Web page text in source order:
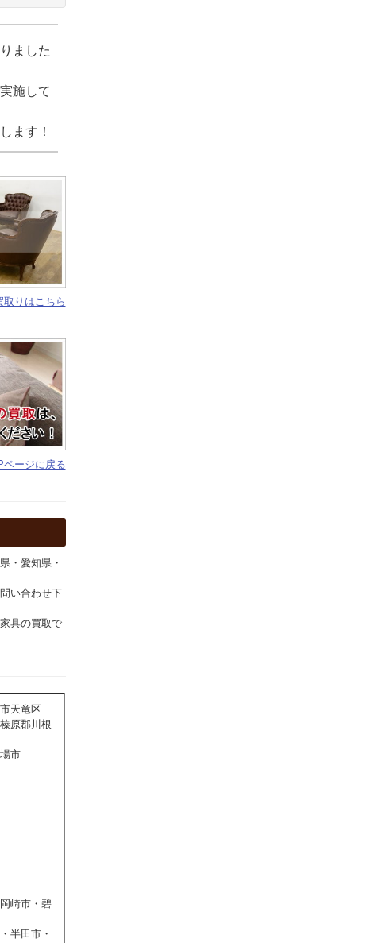
ました
施して
ます！
りはこちら
ページに戻る
・愛知県・
い合わせ下
具の買取で
天竜区
原郡川根
市
崎市・碧
半田市・